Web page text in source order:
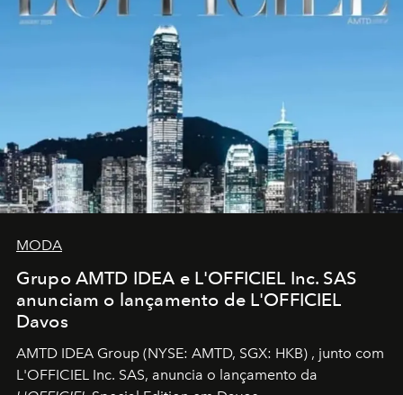
MODA
Grupo AMTD IDEA e L'OFFICIEL Inc. SAS
anunciam o lançamento de L'OFFICIEL
Davos
AMTD IDEA Group (NYSE: AMTD, SGX: HKB) , junto com
L'OFFICIEL Inc. SAS, anuncia o lançamento da